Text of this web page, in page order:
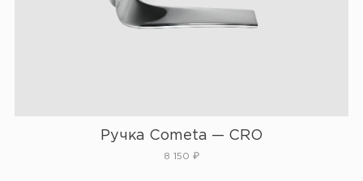
Ручка Cometa — CRO
8 150 ₽